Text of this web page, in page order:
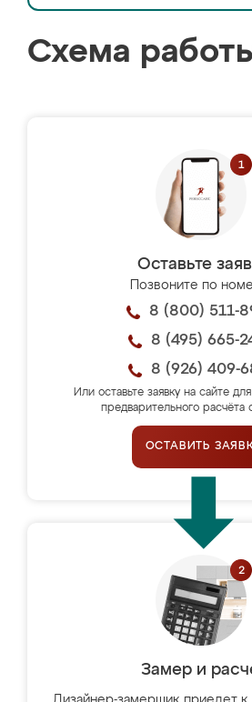
Схема
Оставьте
Позвоните по
8 (800) 511-
8 (495) 665-
8 (926) 409-
Или оставьте заявку на сайте
предварительного расчёта
ОСТАВИТЬ
Замер и